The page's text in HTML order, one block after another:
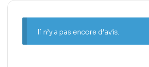
Il n’y a pas encore d’avis.